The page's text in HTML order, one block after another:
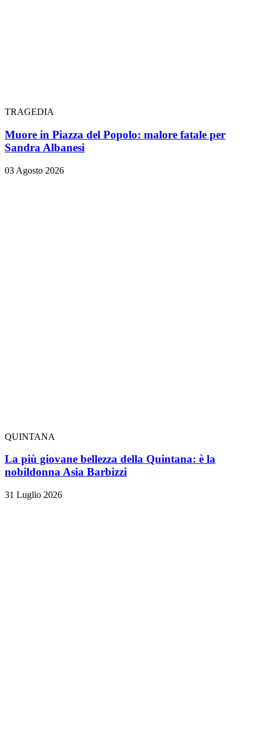
TRAGEDIA
Muore in Piazza del Popolo: malore fatale per
Sandra Albanesi
03 Agosto 2026
QUINTANA
La più giovane bellezza della Quintana: è la
nobildonna Asia Barbizzi
31 Luglio 2026